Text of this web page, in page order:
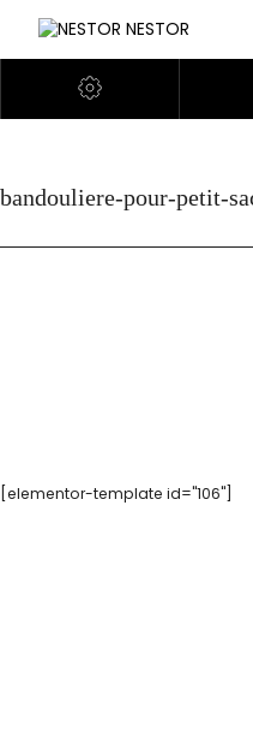
bandouliere-pour-petit-
[elementor-template id="106"]